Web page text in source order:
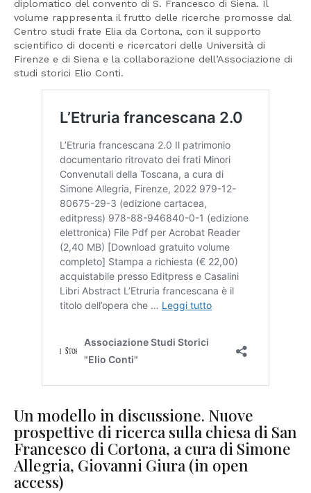
diplomatico del convento di S. Francesco di Siena. Il
volume rappresenta il frutto delle ricerche promosse dal
Centro studi frate Elia da Cortona, con il supporto
scientifico di docenti e ricercatori delle Università di
Firenze e di Siena e la collaborazione dell’Associazione di
studi storici Elio Conti.
Un modello in discussione. Nuove
prospettive di ricerca sulla chiesa di San
Francesco di Cortona, a cura di Simone
Allegria, Giovanni Giura (in open
access)